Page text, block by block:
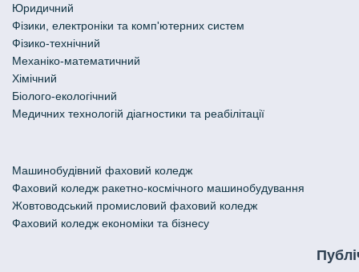
Юридичний
Фізики, електроніки та комп'ютерних систем
Фізико-технічний
Механіко-математичний
Хімічний
Біолого-екологічний
Медичних технологій діагностики та реабілітації
Машинобудівний фаховий коледж
Фаховий коледж ракетно-космічного машинобудування
Жовтоводський промисловий фаховий коледж
Фаховий коледж економіки та бізнесу